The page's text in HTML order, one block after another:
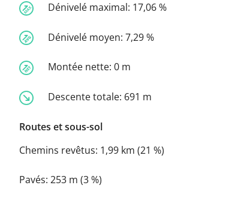
Dénivelé maximal: 17,06 %
Dénivelé moyen: 7,29 %
Montée nette: 0 m
Descente totale: 691 m
Routes et sous-sol
Chemins revêtus: 1,99 km (21 %)
Pavés: 253 m (3 %)